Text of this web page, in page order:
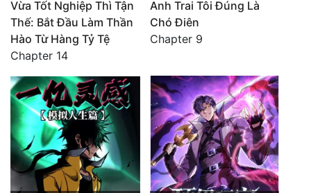
Vừa Tốt Nghiệp Thì Tận
Thế: Bắt Đầu Làm Thần
Hào Từ Hàng Tỷ Tệ
Chapter 14
Anh Trai Tôi Đúng Là
Chó Điên
Chapter 9